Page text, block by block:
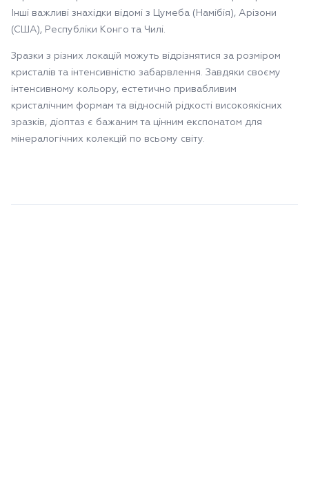
Інші важливі знахідки відомі з Цумеба (Намібія), Арізони
(США), Республіки Конго та Чилі.
Зразки з різних локацій можуть відрізнятися за розміром
кристалів та інтенсивністю забарвлення. Завдяки своєму
інтенсивному кольору, естетично привабливим
кристалічним формам та відносній рідкості високоякісних
зразків, діоптаз є бажаним та цінним експонатом для
мінералогічних колекцій по всьому світу.